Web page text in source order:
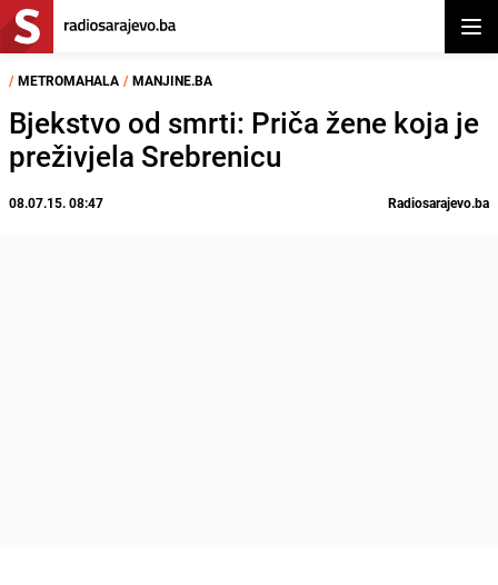
/ METROMAHALA / MANJINE.BA
Bjekstvo od smrti: Priča žene koja je
preživjela Srebrenicu
08.07.15. 08:47 Radiosarajevo.ba